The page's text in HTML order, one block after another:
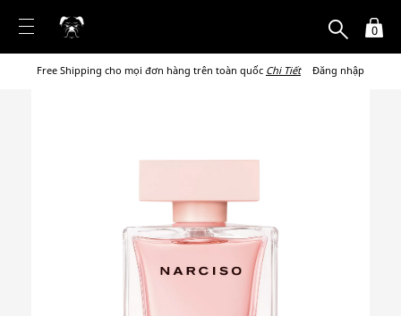
0
Free Shipping cho mọi đơn hàng trên toàn quốc Chi Tiết Đăng nhập